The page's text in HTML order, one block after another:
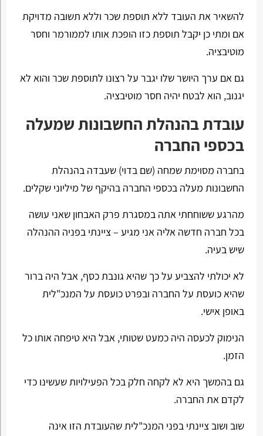
להשאיר את העובד ללא תוספת שכר וללא תשובה מדויקת
אם ומתי כן יקבל תוספת כזו הופכת אותו לממורמר וחסר
מוטיבציה.
גם אם ערך היושר שלו יגבר על רצונו לתוספת שכר והוא לא
יגנוב, הוא לבטח יהיה חסר מוטיבציה.
עובדת בהנהלת החשבונות שמעלה
בכספי החברה
בחברה מסוימת שמחה (שם בדוי) שעבדה בהנהלת
החשבונות מעלה בכספי החברה בהיקף של מיליוני שקלים.
מהרגע ששוחחתי אתה במסגרת פרק האבחון שאני עושה
בכל חברה חדשה אליה אני מגיע – ציינתי בפניה ההנהלה
שיש בעיה.
לא יכולתי להצביע על כך שהיא גונבת כסף, אבל היה ברור
שהיא כועסת על החברה ובפרט כועסת על המנכ"לית
באופן אישי.
הנימוק לכעסה היה כמעט שטותי, אבל היא טיפחה אותו כל
הזמן.
גם בהמשך היא לא לקחה חלק בכל הפעילויות שעשינו כדי
לקדם את החברה.
שוב ושוב ציינתי בפני המנכ"לית שהעובדת הזו אינה